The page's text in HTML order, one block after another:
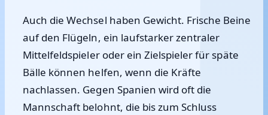
Auch die Wechsel haben Gewicht. Frische Beine
auf den Flügeln, ein laufstarker zentraler
Mittelfeldspieler oder ein Zielspieler für späte
Bälle können helfen, wenn die Kräfte
nachlassen. Gegen Spanien wird oft die
Mannschaft belohnt, die bis zum Schluss